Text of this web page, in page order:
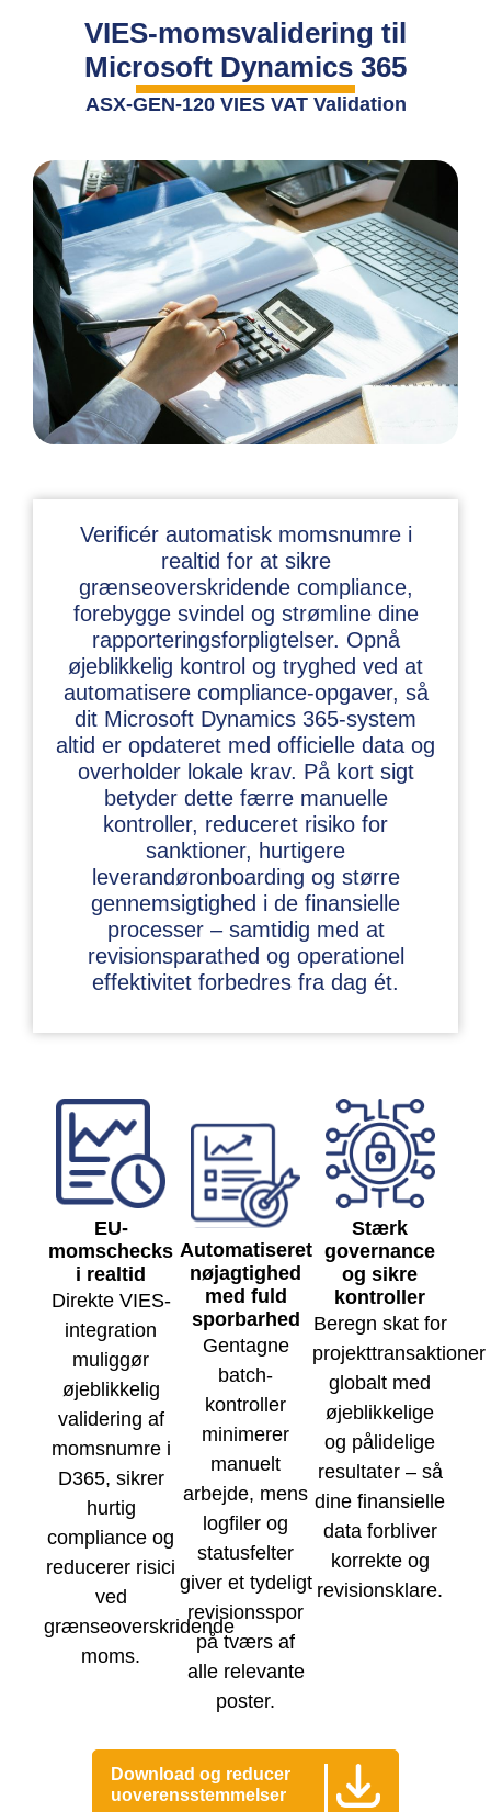
VIES-momsvalidering til
Microsoft Dynamics 365
ASX-GEN-120 VIES VAT Validation
Verificér automatisk momsnumre i
realtid for at sikre
grænseoverskridende compliance,
forebygge svindel og strømline dine
rapporteringsforpligtelser. Opnå
øjeblikkelig kontrol og tryghed ved at
automatisere compliance-opgaver, så
dit Microsoft Dynamics 365-system
altid er opdateret med officielle data og
overholder lokale krav. På kort sigt
betyder dette færre manuelle
kontroller, reduceret risiko for
sanktioner, hurtigere
leverandøronboarding og større
gennemsigtighed i de finansielle
processer – samtidig med at
revisionsparathed og operationel
effektivitet forbedres fra dag ét.
EU-
momschecks
i realtid
Direkte VIES-
integration
muliggør
øjeblikkelig
validering af
momsnumre i
D365, sikrer
hurtig
compliance og
reducerer risici
ved
grænseoverskridende
moms.
Automatiseret
nøjagtighed
med fuld
sporbarhed
Gentagne
batch-
kontroller
minimerer
manuelt
arbejde, mens
logfiler og
statusfelter
giver et tydeligt
revisionsspor
på tværs af
alle relevante
poster.
Stærk
governance
og sikre
kontroller
Beregn skat for
projekttransaktioner
globalt med
øjeblikkelige
og pålidelige
resultater – så
dine finansielle
data forbliver
korrekte og
revisionsklare.
Download og reducer
uoverensstemmelser